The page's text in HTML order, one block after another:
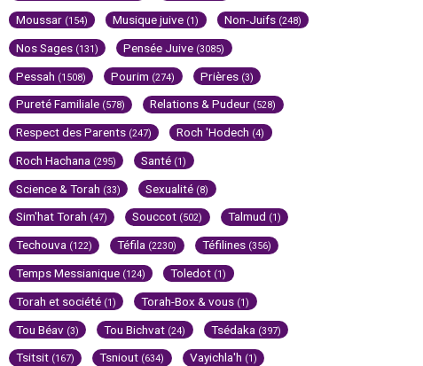
Moussar (154) Musique juive (1) Non-Juifs (248)
Nos Sages (131) Pensée Juive (3085)
Pessah (1508) Pourim (274) Prières (3)
Pureté Familiale (578) Relations & Pudeur (528)
Respect des Parents (247) Roch 'Hodech (4)
Roch Hachana (295) Santé (1)
Science & Torah (33) Sexualité (8)
Sim'hat Torah (47) Souccot (502) Talmud (1)
Techouva (122) Téfila (2230) Téfilines (356)
Temps Messianique (124) Toledot (1)
Torah et société (1) Torah-Box & vous (1)
Tou Béav (3) Tou Bichvat (24) Tsédaka (397)
Tsitsit (167) Tsniout (634) Vayichla'h (1)